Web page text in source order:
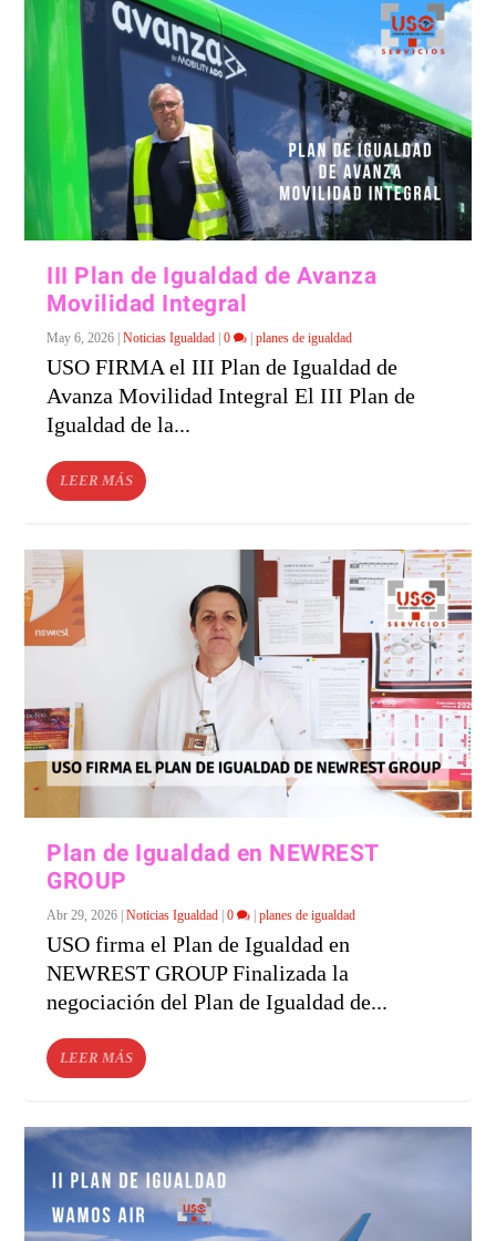
III Plan de Igualdad de Avanza
Movilidad Integral
May 6, 2026 |Noticias Igualdad |0 |planes de igualdad
USO FIRMA el III Plan de Igualdad de
Avanza Movilidad Integral El III Plan de
Igualdad de la...
LEER MÁS
Plan de Igualdad en NEWREST
GROUP
Abr 29, 2026 |Noticias Igualdad |0 |planes de igualdad
USO firma el Plan de Igualdad en
NEWREST GROUP Finalizada la
negociación del Plan de Igualdad de...
LEER MÁS